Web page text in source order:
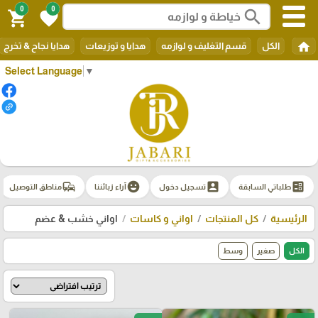
Select Language ▼
search
0
favorite
0
shopping_cart
home الكل قسم التغليف و لوازمه هدايا و توزيعات هدايا نجاح & تخرج
ballotطلباتي السابقة account_boxتسجيل دخول emoji_emotionsآراء زبائننا commuteمناطق التوصيل
الرئيسية كل المنتجات اواني و كاسات اواني خشب & عضم
الكل صغير وسط